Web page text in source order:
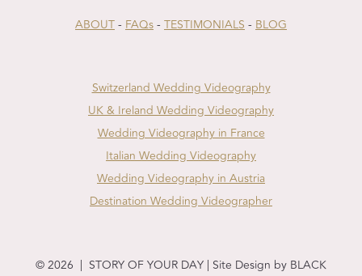
ABOUT- FAQs- TESTIMONIALS - BLOG
Switzerland Wedding Videography
UK & Ireland Wedding Videography
Wedding Videography in France
Italian Wedding Videography
Wedding Videography in Austria
Destination Wedding Videographer
© 2026 | STORY OF YOUR DAY | Site Design by BLACK